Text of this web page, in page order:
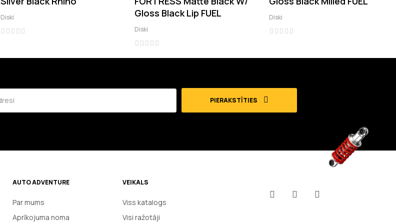
Diski
Gloss Black Lip FUEL
Diski
Diski
PIERAKSTĪTIES
AUTO ADVENTURE
Par mums
Aprīkojuma noma
VEIKALS
Viss katalogs
Visi ražotāji
FacebookYouTube